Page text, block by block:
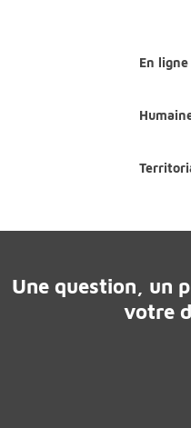
En
Une question, un
votre